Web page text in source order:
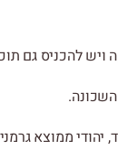
להכניס גם
יהודי ממוצא